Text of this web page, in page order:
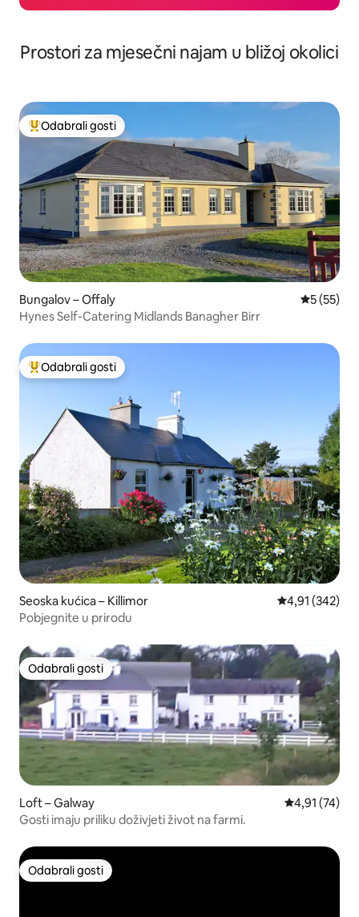
Prostori za mjesečni najam u bližoj okolici
Među najviše rangiranima s oznakom „Odabrali gosti”
Odabrali gosti
Bungalov – Offaly Prosječna
5 (55)
Hynes Self-Catering Midlands Banagher Birr
Među najviše rangiranima s oznakom „Odabrali gosti”
Odabrali gosti
Seoska kućica – Killimor Prosječna
4,91 (342)
Pobjegnite u prirodu
Odabrali gosti
Odabrali gosti
Loft – Galway Prosječna
4,91 (74)
Gosti imaju priliku doživjeti život na farmi.
Odabrali gosti
Odabrali gosti